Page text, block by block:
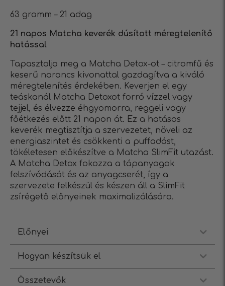
63 gramm – 21 adag
21 napos Matcha keverék dúsított méregtelenítő
hatással
Tapasztalja meg a Matcha Detox-ot – citromfű és
keserű narancs kivonattal gazdagítva a kiváló
méregtelenítés érdekében. Keverjen el egy
teáskanál Matcha Detoxot forró vízzel vagy
tejjel, és élvezze éhgyomorra, reggeli vagy
főétkezés előtt 21 napon át. Ez a hatásos
keverék megtisztítja a szervezetet, növeli az
energiaszintet és csökkenti a puffadást,
tökéletesen előkészítve a Matcha SlimFit utazást.
A Matcha Detox fokozza a tápanyagok
felszívódását és az anyagcserét, így a
szervezete felkészül és készen áll a SlimFit
zsírégető előnyeinek maximalizálására.
Előnyei
Hogyan készítsük el
Összetevők